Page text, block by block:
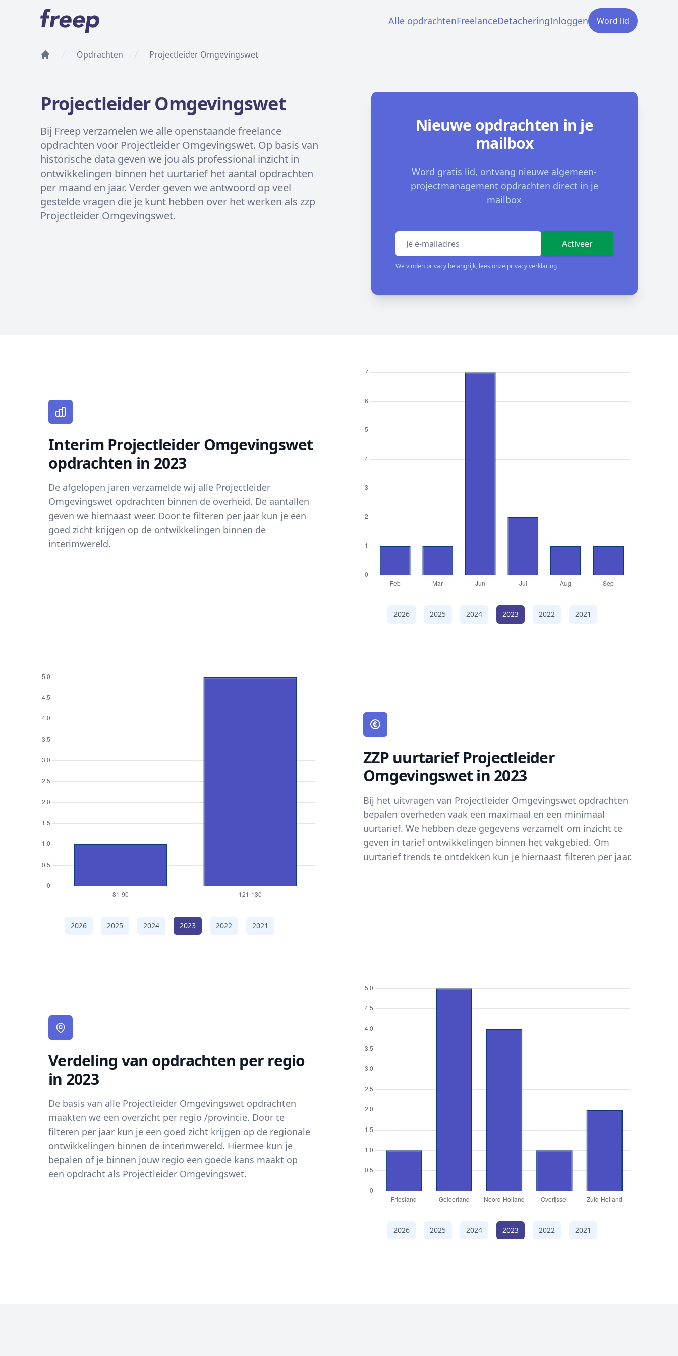
Alle opdrachtenFreelanceDetacheringInloggen Word lid
Opdrachten Projectleider Omgevingswet
Projectleider Omgevingswet
Bij Freep verzamelen we alle openstaande freelance
opdrachten voor Projectleider Omgevingswet. Op basis van
historische data geven we jou als professional inzicht in
ontwikkelingen binnen het uurtarief het aantal opdrachten
per maand en jaar. Verder geven we antwoord op veel
gestelde vragen die je kunt hebben over het werken als zzp
Projectleider Omgevingswet.
Nieuwe opdrachten in je
mailbox
Word gratis lid, ontvang nieuwe algemeen-
projectmanagement opdrachten direct in je
mailbox
Emailadres
Activeer
We vinden privacy belangrijk, lees onze privacy verklaring
Interim Projectleider Omgevingswet
opdrachten in 2023
De afgelopen jaren verzamelde wij alle Projectleider
Omgevingswet opdrachten binnen de overheid. De aantallen
geven we hiernaast weer. Door te filteren per jaar kun je een
goed zicht krijgen op de ontwikkelingen binnen de
interimwereld.
2026 2025 2024 2023 2022 2021
ZZP uurtarief Projectleider
Omgevingswet in 2023
Bij het uitvragen van Projectleider Omgevingswet opdrachten
bepalen overheden vaak een maximaal en een minimaal
uurtarief. We hebben deze gegevens verzamelt om inzicht te
geven in tarief ontwikkelingen binnen het vakgebied. Om
uurtarief trends te ontdekken kun je hiernaast filteren per jaar.
2026 2025 2024 2023 2022 2021
Verdeling van opdrachten per regio
in 2023
De basis van alle Projectleider Omgevingswet opdrachten
maakten we een overzicht per regio /provincie. Door te
filteren per jaar kun je een goed zicht krijgen op de regionale
ontwikkelingen binnen de interimwereld. Hiermee kun je
bepalen of je binnen jouw regio een goede kans maakt op
een opdracht als Projectleider Omgevingswet.
2026 2025 2024 2023 2022 2021